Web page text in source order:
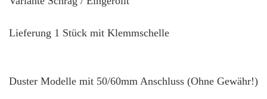
Lieferung 1 Stück mit Klemmschelle
Duster Modelle mit 50/60mm Anschluss (Ohne Gewähr!)